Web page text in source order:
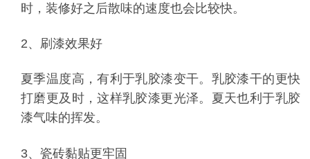
时，装修好之后散味的速度也会比较快。
2、刷漆效果好
夏季温度高，有利于乳胶漆变干。乳胶漆干的更快
打磨更及时，这样乳胶漆更光泽。夏天也利于乳胶
漆气味的挥发。
3、瓷砖黏贴更牢固